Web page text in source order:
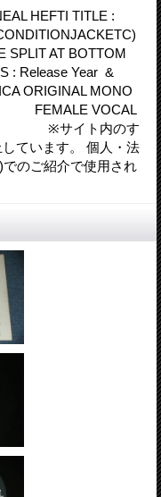
HEFTI TITLE :
AT BOTTOM
: Release Year &
ORIGINAL MONO
VOCAL
イト内のす
ています。 個人・法
のご紹介で使用され